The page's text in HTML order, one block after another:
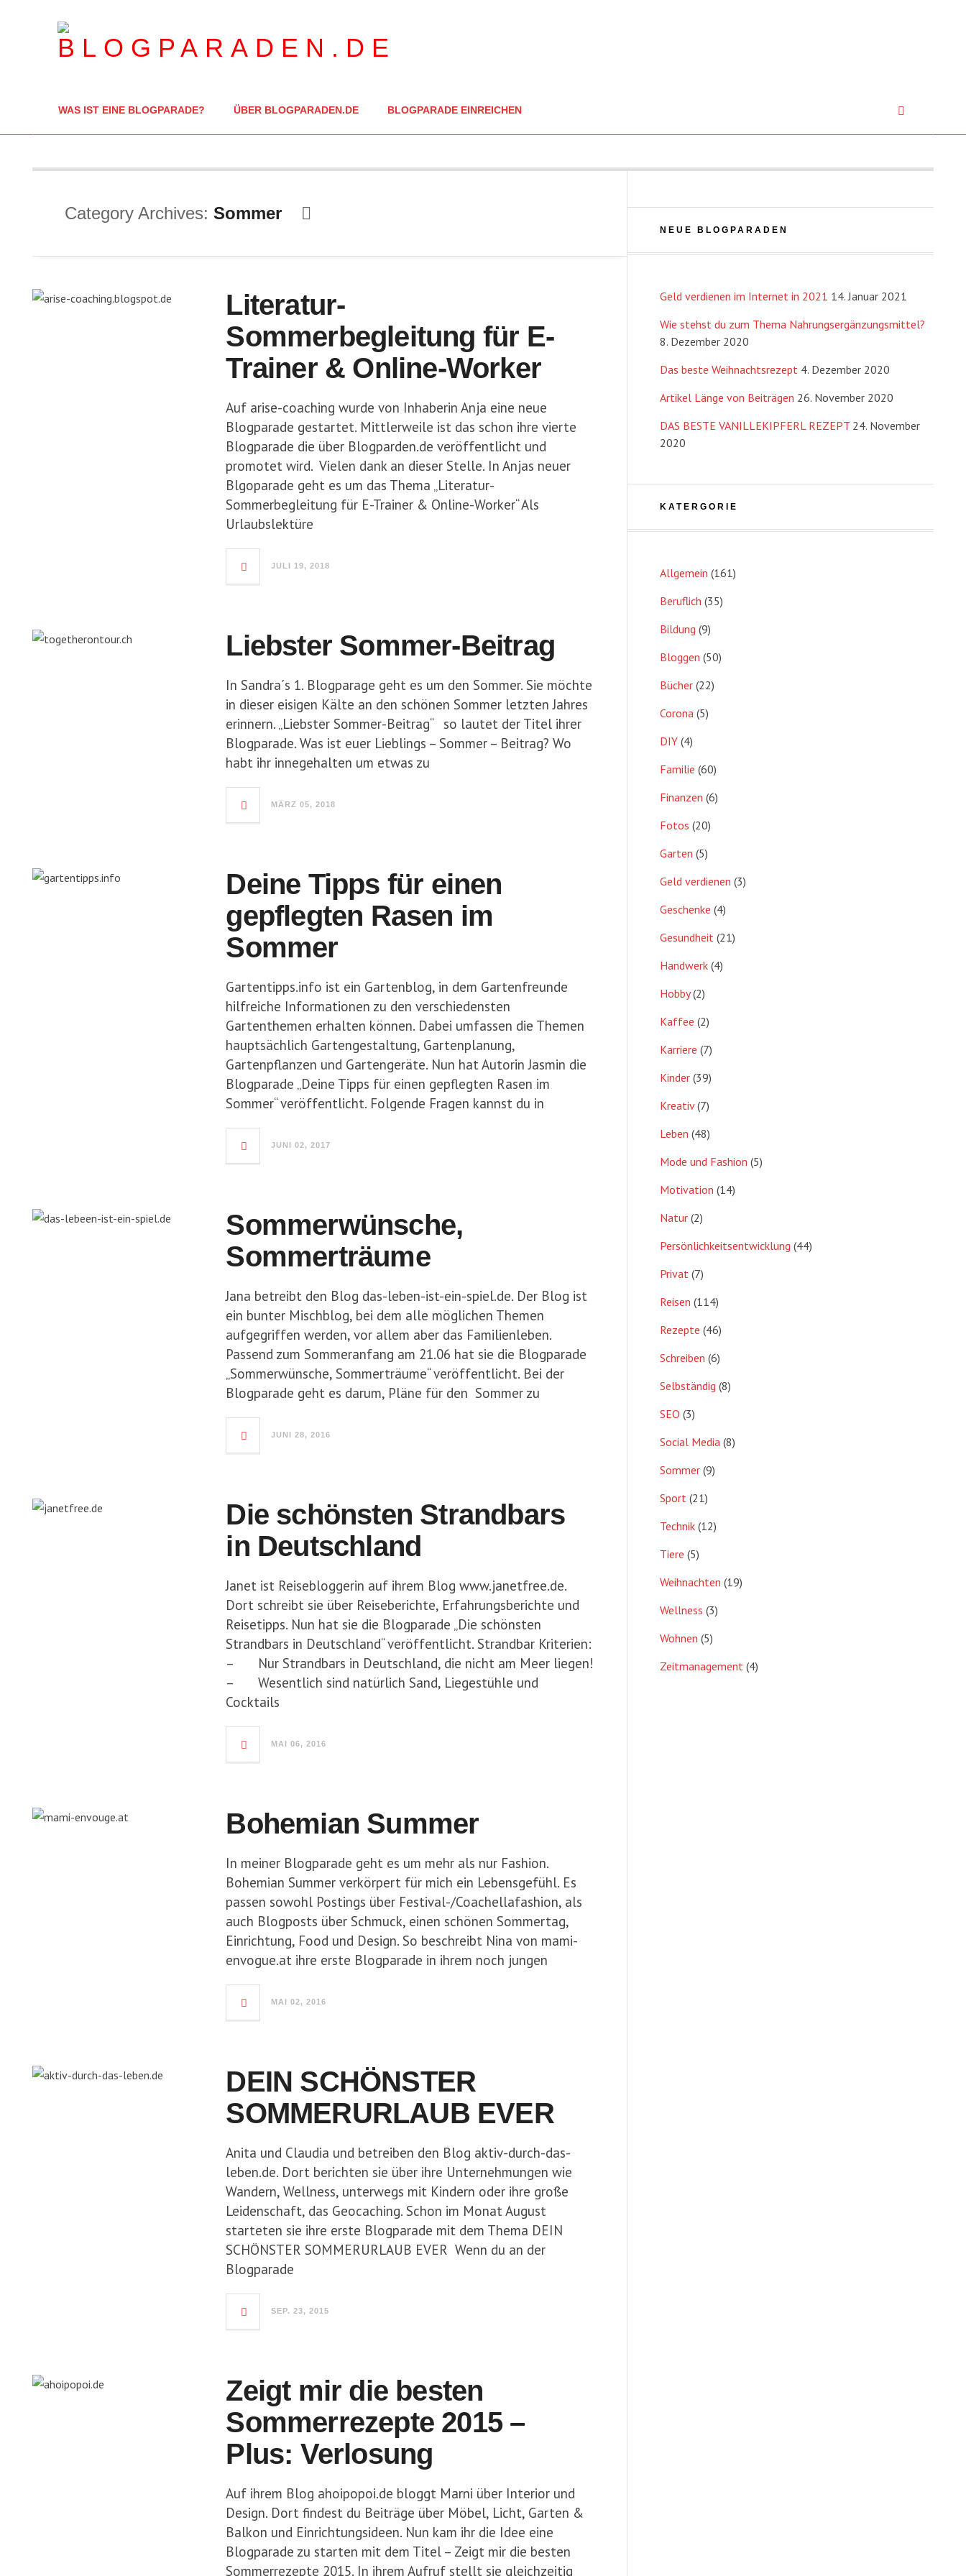
WAS IST EINE BLOGPARADE? ÜBER BLOGPARADEN.DE BLOGPARADE EINREICHEN
Category Archives: Sommer
Literatur-
Sommerbegleitung für E-
Trainer & Online-Worker
Auf arise-coaching wurde von Inhaberin Anja eine neue
Blogparade gestartet. Mittlerweile ist das schon ihre vierte
Blogparade die über Blogparden.de veröffentlicht und
promotet wird. Vielen dank an dieser Stelle. In Anjas neuer
Blgoparade geht es um das Thema „Literatur-
Sommerbegleitung für E-Trainer & Online-Worker“ Als
Urlaubslektüre
JULI 19, 2018
Liebster Sommer-Beitrag
In Sandra´s 1. Blogparage geht es um den Sommer. Sie möchte
in dieser eisigen Kälte an den schönen Sommer letzten Jahres
erinnern. „Liebster Sommer-Beitrag“ so lautet der Titel ihrer
Blogparade. Was ist euer Lieblings – Sommer – Beitrag? Wo
habt ihr innegehalten um etwas zu
MÄRZ 05, 2018
Deine Tipps für einen
gepflegten Rasen im
Sommer
Gartentipps.info ist ein Gartenblog, in dem Gartenfreunde
hilfreiche Informationen zu den verschiedensten
Gartenthemen erhalten können. Dabei umfassen die Themen
hauptsächlich Gartengestaltung, Gartenplanung,
Gartenpflanzen und Gartengeräte. Nun hat Autorin Jasmin die
Blogparade „Deine Tipps für einen gepflegten Rasen im
Sommer“ veröffentlicht. Folgende Fragen kannst du in
JUNI 02, 2017
Sommerwünsche,
Sommerträume
Jana betreibt den Blog das-leben-ist-ein-spiel.de. Der Blog ist
ein bunter Mischblog, bei dem alle möglichen Themen
aufgegriffen werden, vor allem aber das Familienleben.
Passend zum Sommeranfang am 21.06 hat sie die Blogparade
„Sommerwünsche, Sommerträume“ veröffentlicht. Bei der
Blogparade geht es darum, Pläne für den Sommer zu
JUNI 28, 2016
Die schönsten Strandbars
in Deutschland
Janet ist Reisebloggerin auf ihrem Blog www.janetfree.de.
Dort schreibt sie über Reiseberichte, Erfahrungsberichte und
Reisetipps. Nun hat sie die Blogparade „Die schönsten
Strandbars in Deutschland“ veröffentlicht. Strandbar Kriterien:
– Nur Strandbars in Deutschland, die nicht am Meer liegen!
– Wesentlich sind natürlich Sand, Liegestühle und
Cocktails
MAI 06, 2016
Bohemian Summer
In meiner Blogparade geht es um mehr als nur Fashion.
Bohemian Summer verkörpert für mich ein Lebensgefühl. Es
passen sowohl Postings über Festival-/Coachellafashion, als
auch Blogposts über Schmuck, einen schönen Sommertag,
Einrichtung, Food und Design. So beschreibt Nina von mami-
envogue.at ihre erste Blogparade in ihrem noch jungen
MAI 02, 2016
DEIN SCHÖNSTER
SOMMERURLAUB EVER
Anita und Claudia und betreiben den Blog aktiv-durch-das-
leben.de. Dort berichten sie über ihre Unternehmungen wie
Wandern, Wellness, unterwegs mit Kindern oder ihre große
Leidenschaft, das Geocaching. Schon im Monat August
starteten sie ihre erste Blogparade mit dem Thema DEIN
SCHÖNSTER SOMMERURLAUB EVER Wenn du an der
Blogparade
SEP. 23, 2015
Zeigt mir die besten
Sommerrezepte 2015 –
Plus: Verlosung
Auf ihrem Blog ahoipopoi.de bloggt Marni über Interior und
Design. Dort findest du Beiträge über Möbel, Licht, Garten &
Balkon und Einrichtungsideen. Nun kam ihr die Idee eine
Blogparade zu starten mit dem Titel – Zeigt mir die besten
Sommerrezepte 2015. In ihrem Aufruf stellt sie gleichzeitig
NEUE BLOGPARADEN
Geld verdienen im Internet in 2021 14. Januar 2021
Wie stehst du zum Thema Nahrungsergänzungsmittel?
8. Dezember 2020
Das beste Weihnachtsrezept 4. Dezember 2020
Artikel Länge von Beiträgen 26. November 2020
DAS BESTE VANILLEKIPFERL REZEPT 24. November
2020
KATERGORIE
Allgemein (161)
Beruflich (35)
Bildung (9)
Bloggen (50)
Bücher(22)
Corona(5)
DIY(4)
Familie (60)
Finanzen (6)
Fotos (20)
Garten (5)
Geld verdienen (3)
Geschenke (4)
Gesundheit(21)
Handwerk(4)
Hobby(2)
Kaffee (2)
Karriere (7)
Kinder(39)
Kreativ(7)
Leben (48)
Mode und Fashion (5)
Motivation (14)
Natur(2)
Persönlichkeitsentwicklung (44)
Privat(7)
Reisen (114)
Rezepte (46)
Schreiben (6)
Selbständig (8)
SEO (3)
Social Media(8)
Sommer(9)
Sport(21)
Technik(12)
Tiere (5)
Weihnachten (19)
Wellness (3)
Wohnen (5)
Zeitmanagement(4)